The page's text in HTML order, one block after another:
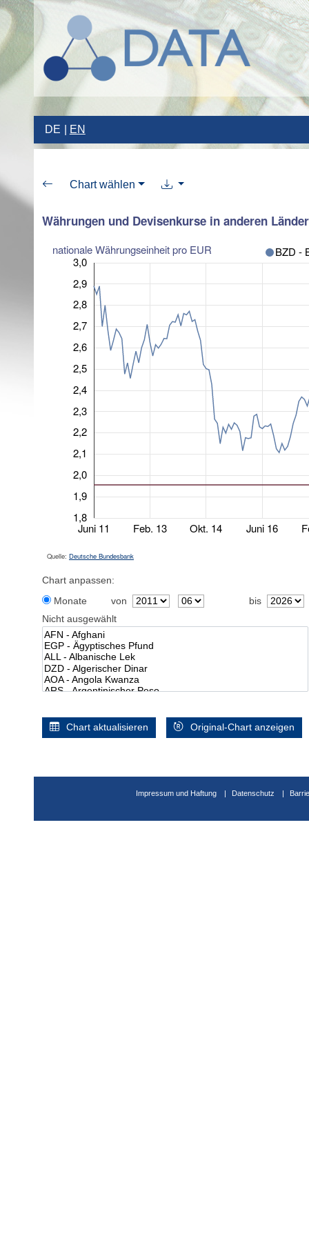
DE EN
Chart wählen
Währungen und Devisenkurse in anderen
nationale Währungseinheit pro EUR
Juni 11 Feb. 13 Okt. 14 Juni 16
1,8
1,9
2,0
2,1
2,2
2,3
2,4
2,5
2,6
2,7
2,8
2,9
3,0
BZD -
Quelle: Deutsche Bundesbank
Chart anpassen:
Monate
von
bis
Nicht ausgewählt
Chart aktualisieren Original-Chart anzeigen
Impressum und Haftung Datenschutz